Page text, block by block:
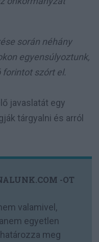
során néhány
egyensúlyoztunk,
forintot szórt el.
javaslatát egy
tárgyalni és arról
-OT
valamivel,
egyetlen
meg